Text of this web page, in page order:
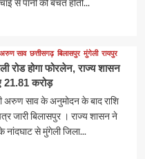
से पानी की बचत होती...
साव छत्तीसगढ़ बिलासपुर मुंगेली रायपुर
रोड होगा फोरलेन, राज्य शासन
21.81 करोड़
अरुण साव के अनुमोदन के बाद राशि
जारी बिलासपुर । राज्य शासन ने
नांदघाट से मुंगेली जिला...